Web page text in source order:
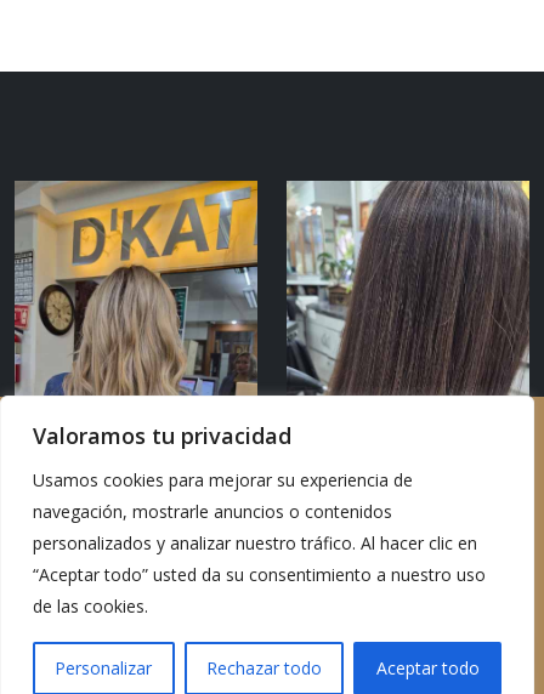
Valoramos tu privacidad
Usamos cookies para mejorar su experiencia de
navegación, mostrarle anuncios o contenidos
personalizados y analizar nuestro tráfico. Al hacer clic en
“Aceptar todo” usted da su consentimiento a nuestro uso
de las cookies.
Personalizar Rechazar todo Aceptar todo
Copyright 2026 D’Kathuy Hair Salon - All rights reserved